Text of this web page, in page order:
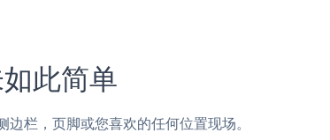
此简单
栏，页脚或您喜欢的任何位置现场。